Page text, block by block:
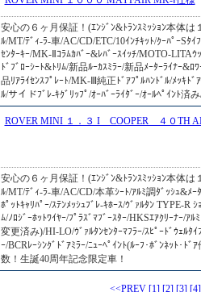
安心の６ヶ月保証！(ｴﾝｼﾞﾝ&ﾄﾗﾝｽﾐｯｼｮﾝ本体は
ﾙ/MT/ﾃﾞｨ-ﾗ-車/AC/CD/ETC/10ｲﾝﾁｷｯﾄ/ｸｰﾊﾟｰSﾀｲ
ｾﾝﾀｰｷｰ/MK-Ⅱｺﾗﾑｶﾊﾞｰ&ﾚﾊﾞｰｽｲｯﾁ/MOTO-LITAｳ
ﾄﾞﾌﾞﾛｰｼｰﾄ&ﾄﾘﾑ/新品ﾙｰｶｽﾐﾗｰ/新品ﾒｰﾀｰﾗｲﾅｰ&ﾛ
品ﾘｱﾗｲｾﾝｽﾌﾟﾚｰﾄ/MK-Ⅲ純正ﾄﾞｱﾌﾟﾙﾊﾝﾄﾞﾙ/ﾒｯｷﾄﾞ
ﾙ/サイドﾌﾞﾚ-ｷｸﾞﾘｯﾌﾟ/ｵｰﾊﾞｰﾗｲﾀﾞｰ/ｵｰﾙﾍﾟｲﾝﾄ済
ROVER MINI １．３ I COOPER ４０TH
安心の６ヶ月保証！(ｴﾝｼﾞﾝ&ﾄﾗﾝｽﾐｯｼｮﾝ本体は
ﾙ/MT/ﾃﾞｨ-ﾗ-車/AC/CD/本革ｼｰﾄ/ｱﾙﾐ調ﾀﾞｯｼｭ&ﾒｰ
ﾎﾟｯﾄｷｬﾘﾊﾟｰ/ｽﾃﾝﾒｯｼｭﾌﾞﾚ-ｷﾎｰｽ/ｳﾞｧﾙﾀﾝ TYPE-R
ﾑ/ﾉﾛｼﾞｰﾎｯﾄﾜｲﾔｰ/ﾌﾟﾗｽﾞﾏﾌﾞｰｽﾀｰ/HKSｴｱｸﾘｰﾅｰ/ｱﾙ
変更済み)/HI-LO/ｳﾞｧﾙﾀﾝｾﾝﾀｰﾏﾌﾗｰ/ｽﾋﾟｰﾄﾞｳｪﾙﾀｲ
ｰ/BCRﾚｰｼﾝｸﾞﾄﾞｱﾐﾗｰ/ﾆｭｰﾍﾟｲﾝﾄ(ﾙｰﾌ･ﾎﾞﾝﾈｯﾄ･ﾄ
数！生誕40周年記念限定車！
<<PREV [1] [2] [3] [4]